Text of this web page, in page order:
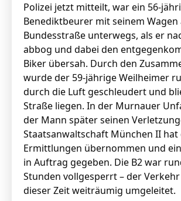
Polizei jetzt mitteilt, war ein 56-
Benediktbeurer mit seinem
Bundesstraße unterwegs, als er
abbog und dabei den
Biker übersah. Durch den
wurde der 59-jährige Weilheimer
durch die Luft geschleudert und
Straße liegen. In der Murnauer
der Mann später seinen
Staatsanwaltschaft München II hat
Ermittlungen übernommen und
in Auftrag gegeben. Die B2 war
Stunden vollgesperrt – der
dieser Zeit weiträumig umgeleitet.